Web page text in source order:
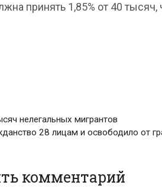
принять 1,85% от 40 тысяч,
нелегальных мигрантов
28 лицам и освободило от
комментарий